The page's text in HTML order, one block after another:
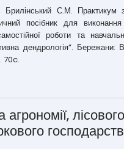
С.М. Практикум з
посібник для
роботи та
дендрологія”.
70c.